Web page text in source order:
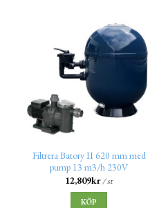
Filtrera Batory II 620 mm med
pump 13 m3/h 230V
12,809kr / st
KÖP